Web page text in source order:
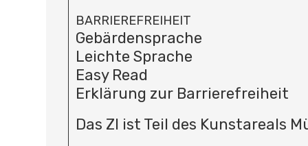
BARRIEREFREIHEIT
Gebärdensprache
Leichte Sprache
Easy Read
Erklärung zur Barrierefreiheit
Das ZI ist Teil des Kunstareals